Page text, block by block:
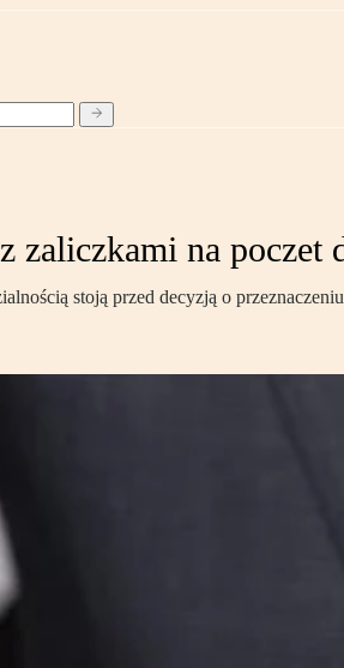
zaliczkami na poczet
stoją przed decyzją o